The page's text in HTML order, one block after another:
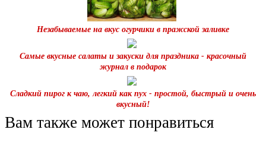
Незабываемые на вкус огурчики в пражской заливке
Самые вкусные салаты и закуски для праздника - красочный
журнал в подарок
Сладкий пирог к чаю, легкий как пух - простой, быстрый и очень
вкусный!
Вам также может понравиться